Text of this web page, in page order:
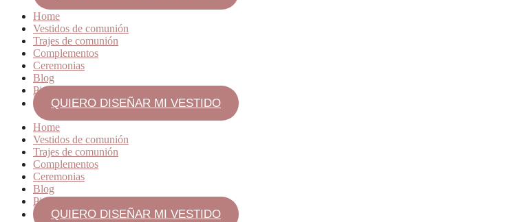
Home
Vestidos de comunión
Trajes de comunión
Complementos
Ceremonias
Blog
Pide cita
QUIERO DISEÑAR MI VESTIDO
Home
Vestidos de comunión
Trajes de comunión
Complementos
Ceremonias
Blog
Pide cita
QUIERO DISEÑAR MI VESTIDO